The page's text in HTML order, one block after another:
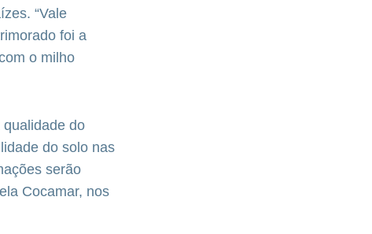
“Vale
foi a
o milho
do
do solo nas
serão
Cocamar, nos